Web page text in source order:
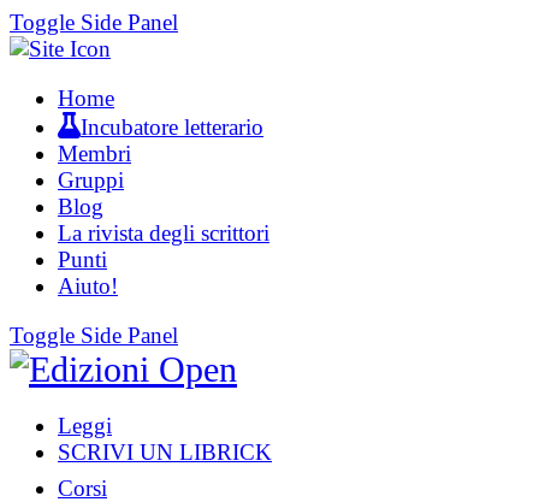
Toggle Side Panel
Home
Incubatore letterario
Membri
Gruppi
Blog
La rivista degli scrittori
Punti
Aiuto!
Toggle Side Panel
Leggi
SCRIVI UN LIBRICK
Corsi